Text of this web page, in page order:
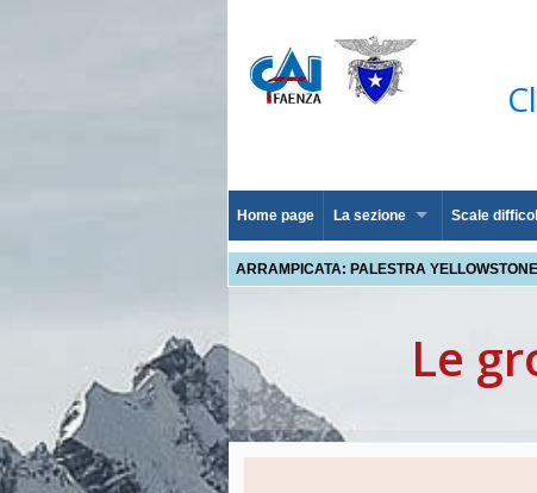
Home page La sezione Scale
ARRAMPICATA: PALESTRA YELLOWSTONE
Le